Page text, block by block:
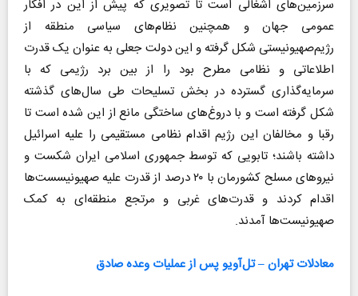
سرزمین‌های اشغالی است تا تصویری که پیش از این در افکار
عمومی جهان و همچنین نظام‌های سیاسی منطقه از
رژیم‌صهیونیستی شکل گرفته و این دولت جعلی به عنوان یک قدرت
اطلاعاتی و نظامی مطرح بود را از بین برد رژیمی که با
سرمایه‌گذاری گسترده در بخش تسلیحات طی سال‌های گذشته
شکل گرفته است و با دروغ‌های ساختگی مانع از این شده است تا
رقبا و مخالفان این رژیم اقدام نظامی مستقیمی را علیه اسرائیل
داشته باشند؛ تابویی که توسط جمهوری اسلامی ایران شکست و
نیروهای مسلح کشورمان با ۲۰ درصد از قدرت علیه صهیونیسست‌ها
اقدام کردند و قدرت‌های غربی و مرتجع منطقه‌ای به کمک
صهیونیست‌ها آمدند.
معادلات تهران – تل‌آویو پس از عملیات وعده صادق